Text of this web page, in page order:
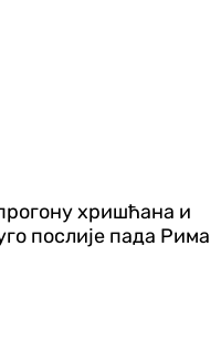
хришћана и
послије пада Рима